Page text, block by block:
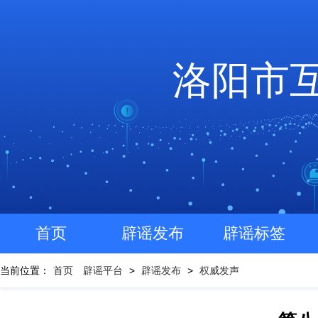
洛阳市
首页 辟谣发布 辟谣标签
当前位置： 首页 辟谣平台 > 辟谣发布 > 权威发声